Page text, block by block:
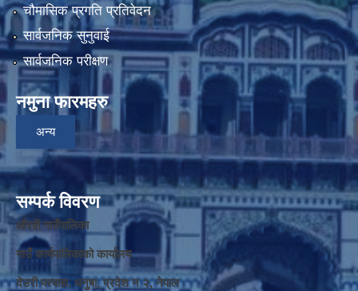
चौमासिक प्रगति प्रतिवेदन
सार्वजनिक सुनुवाई
सार्वजनिक परीक्षण
नमुना फारमहरु
अन्य
सम्पर्क विवरण
औरही गाउँपालिका
गाउँ कार्यपालिकाको कार्यालय
देउरी परवाहा, धनुषा, प्रदेश न‌‍ २, नेपाल